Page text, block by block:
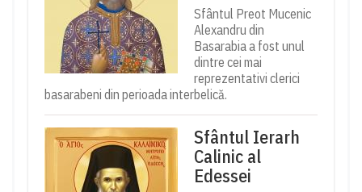
Sfântul Preot Mucenic
Alexandru din
Basarabia a fost unul
dintre cei mai
reprezentativi clerici
basarabeni din perioada interbelică.
Sfântul Ierarh
Calinic al
Edessei